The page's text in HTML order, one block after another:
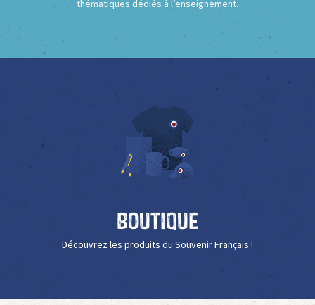
thématiques dédiés à l’enseignement.
Boutique
Découvrez les produits du Souvenir Français !